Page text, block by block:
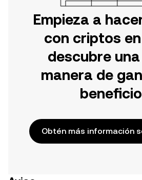
Empieza a
con criptos
descubre
manera de
Obtén más información